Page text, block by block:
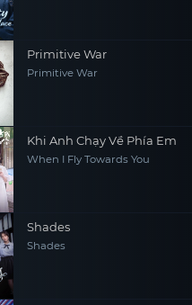
Primitive War
Primitive War
Khi Anh Chạy Về Phía Em
When I Fly Towards You
Shades
Shades